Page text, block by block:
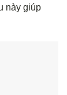
này giúp